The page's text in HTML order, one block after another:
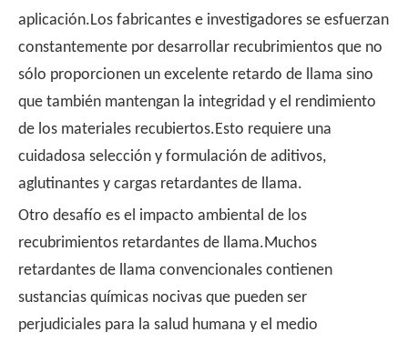
aplicación.Los fabricantes e investigadores se esfuerzan
constantemente por desarrollar recubrimientos que no
sólo proporcionen un excelente retardo de llama sino
que también mantengan la integridad y el rendimiento
de los materiales recubiertos.Esto requiere una
cuidadosa selección y formulación de aditivos,
aglutinantes y cargas retardantes de llama.
Otro desafío es el impacto ambiental de los
recubrimientos retardantes de llama.Muchos
retardantes de llama convencionales contienen
sustancias químicas nocivas que pueden ser
perjudiciales para la salud humana y el medio